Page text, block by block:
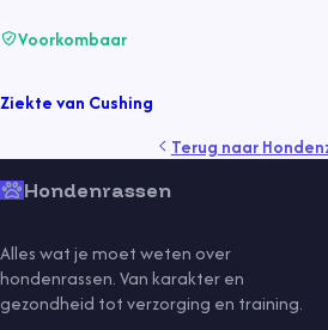
Voorkombaar
Ziekte van Cushing
Terug naar
Hondenrassen
Alles wat je moet weten over
hondenrassen. Van karakter en
gezondheid tot verzorging en training.